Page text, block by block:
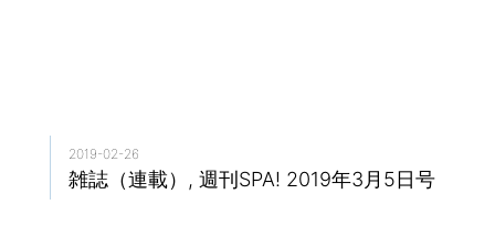
2019-02-26
雑誌（連載）, 週刊SPA! 2019年3月5日号